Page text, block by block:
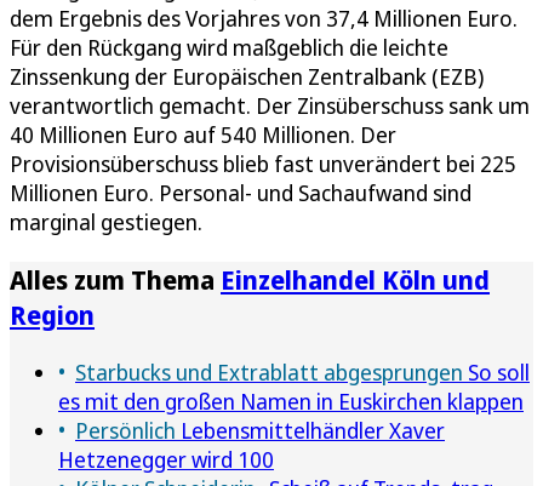
dem Ergebnis des Vorjahres von 37,4 Millionen Euro.
Für den Rückgang wird maßgeblich die leichte
Zinssenkung der Europäischen Zentralbank (EZB)
verantwortlich gemacht. Der Zinsüberschuss sank um
40 Millionen Euro auf 540 Millionen. Der
Provisionsüberschuss blieb fast unverändert bei 225
Millionen Euro. Personal- und Sachaufwand sind
marginal gestiegen.
Alles zum Thema Einzelhandel Köln und
Region
Starbucks und Extrablatt abgesprungen So soll
es mit den großen Namen in Euskirchen klappen
Persönlich Lebensmittelhändler Xaver
Hetzenegger wird 100